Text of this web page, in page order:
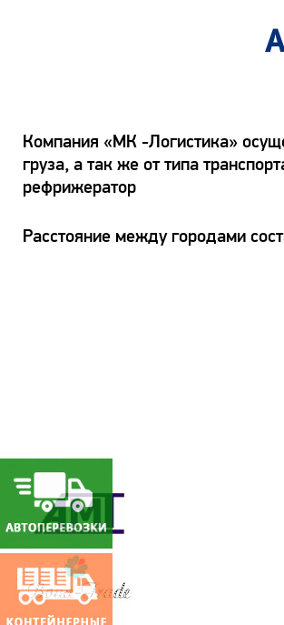
Компания «МК -Логистика»
груза, а так же от типа
рефрижератор
Расстояние между городами